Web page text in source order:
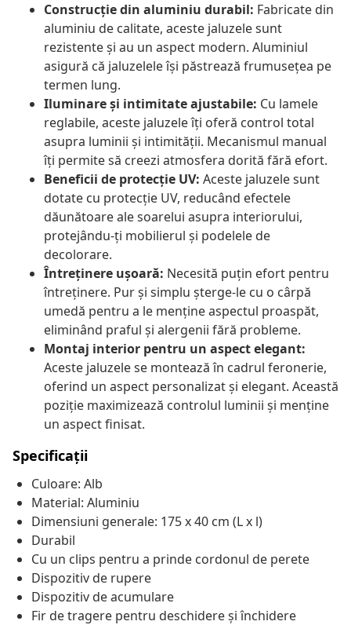
Construcție din aluminiu durabil: Fabricate din
aluminiu de calitate, aceste jaluzele sunt
rezistente și au un aspect modern. Aluminiul
asigură că jaluzelele își păstrează frumusețea pe
termen lung.
Iluminare și intimitate ajustabile: Cu lamele
reglabile, aceste jaluzele îți oferă control total
asupra luminii și intimității. Mecanismul manual
îți permite să creezi atmosfera dorită fără efort.
Beneficii de protecție UV: Aceste jaluzele sunt
dotate cu protecție UV, reducând efectele
dăunătoare ale soarelui asupra interiorului,
protejându-ți mobilierul și podelele de
decolorare.
Întreținere ușoară: Necesită puțin efort pentru
întreținere. Pur și simplu șterge-le cu o cârpă
umedă pentru a le menține aspectul proaspăt,
eliminând praful și alergenii fără probleme.
Montaj interior pentru un aspect elegant:
Aceste jaluzele se montează în cadrul feronerie,
oferind un aspect personalizat și elegant. Această
poziție maximizează controlul luminii și menține
un aspect finisat.
Specificații
Culoare: Alb
Material: Aluminiu
Dimensiuni generale: 175 x 40 cm (L x l)
Durabil
Cu un clips pentru a prinde cordonul de perete
Dispozitiv de rupere
Dispozitiv de acumulare
Fir de tragere pentru deschidere și închidere